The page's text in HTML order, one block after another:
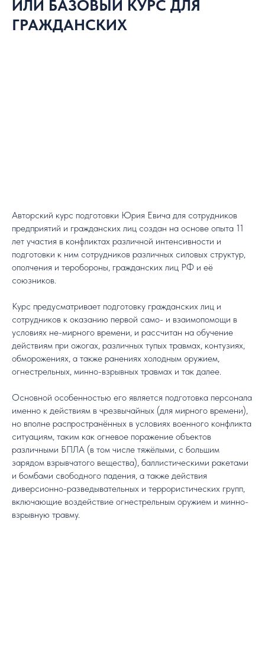
ИЛИ БАЗОВЫЙ КУРС ДЛЯ
ГРАЖДАНСКИХ
Авторский курс подготовки Юрия Евича для сотрудников
предприятий и гражданских лиц создан на основе опыта 11
лет участия в конфликтах различной интенсивности и
подготовки к ним сотрудников различных силовых структур,
ополчения и теробороны, гражданских лиц РФ и её
союзников.
Курс предусматривает подготовку гражданских лиц и
сотрудников к оказанию первой само- и взаимопомощи в
условиях не-мирного времени, и рассчитан на обучение
действиям при ожогах, различных тупых травмах, контузиях,
обморожениях, а также ранениях холодным оружием,
огнестрельных, минно-взрывных травмах и так далее.
Основной особенностью его является подготовка персонала
именно к действиям в чрезвычайных (для мирного времени),
но вполне распространённых в условиях военного конфликта
ситуациям, таким как огневое поражение объектов
различными БПЛА (в том числе тяжёлыми, с большим
зарядом взрывчатого вещества), баллистическими ракетами
и бомбами свободного падения, а также действия
диверсионно-разведывательных и террористических групп,
включающие воздействие огнестрельным оружием и минно-
взрывную травму.